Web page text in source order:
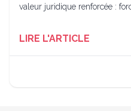
valeur juridique renforcée :
LIRE L'ARTICLE